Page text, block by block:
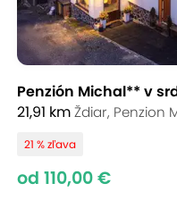
Penzión Michal** v
21,91 kmŽdiar, Penzion
21 % zľava
od 110,00 €